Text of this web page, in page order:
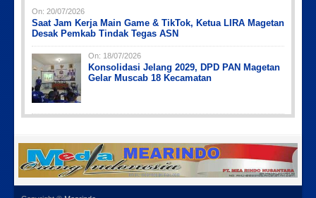
On: 20/07/2026
Saat Jam Kerja Main Game & TikTok, Ketua LIRA Magetan
Desak Pemkab Tindak Tegas ASN
On: 18/07/2026
Konsolidasi Jelang 2029, DPD PAN Magetan
Gelar Muscab 18 Kecamatan